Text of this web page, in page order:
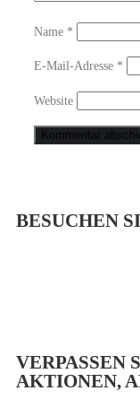
Name *
E-Mail-Adresse *
Website
BESUCHEN
VERPASSEN
AKTIONEN,